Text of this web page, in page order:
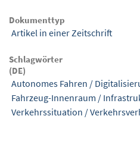
Dokumenttyp
Artikel in einer Zeitschrift
Schlagwörter
(DE)
Autonomes Fahren /
Fahrzeug-Innenraum /
Verkehrssituation /